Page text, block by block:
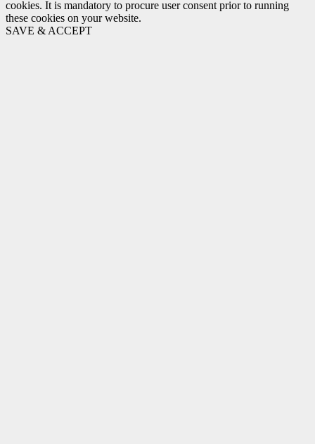
cookies. It is mandatory to procure user consent prior to running
these cookies on your website.
SAVE & ACCEPT